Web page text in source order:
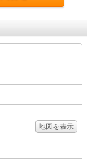
地図を表示